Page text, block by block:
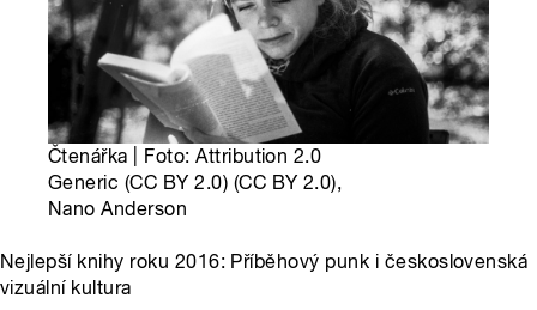
Čtenářka | Foto: Attribution 2.0
Generic (CC BY 2.0) (CC BY 2.0),
Nano Anderson
Nejlepší knihy roku 2016: Příběhový punk i československá
vizuální kultura